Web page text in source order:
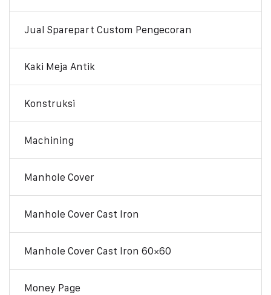
Jual Sparepart Custom Pengecoran
Kaki Meja Antik
Konstruksi
Machining
Manhole Cover
Manhole Cover Cast Iron
Manhole Cover Cast Iron 60×60
Money Page